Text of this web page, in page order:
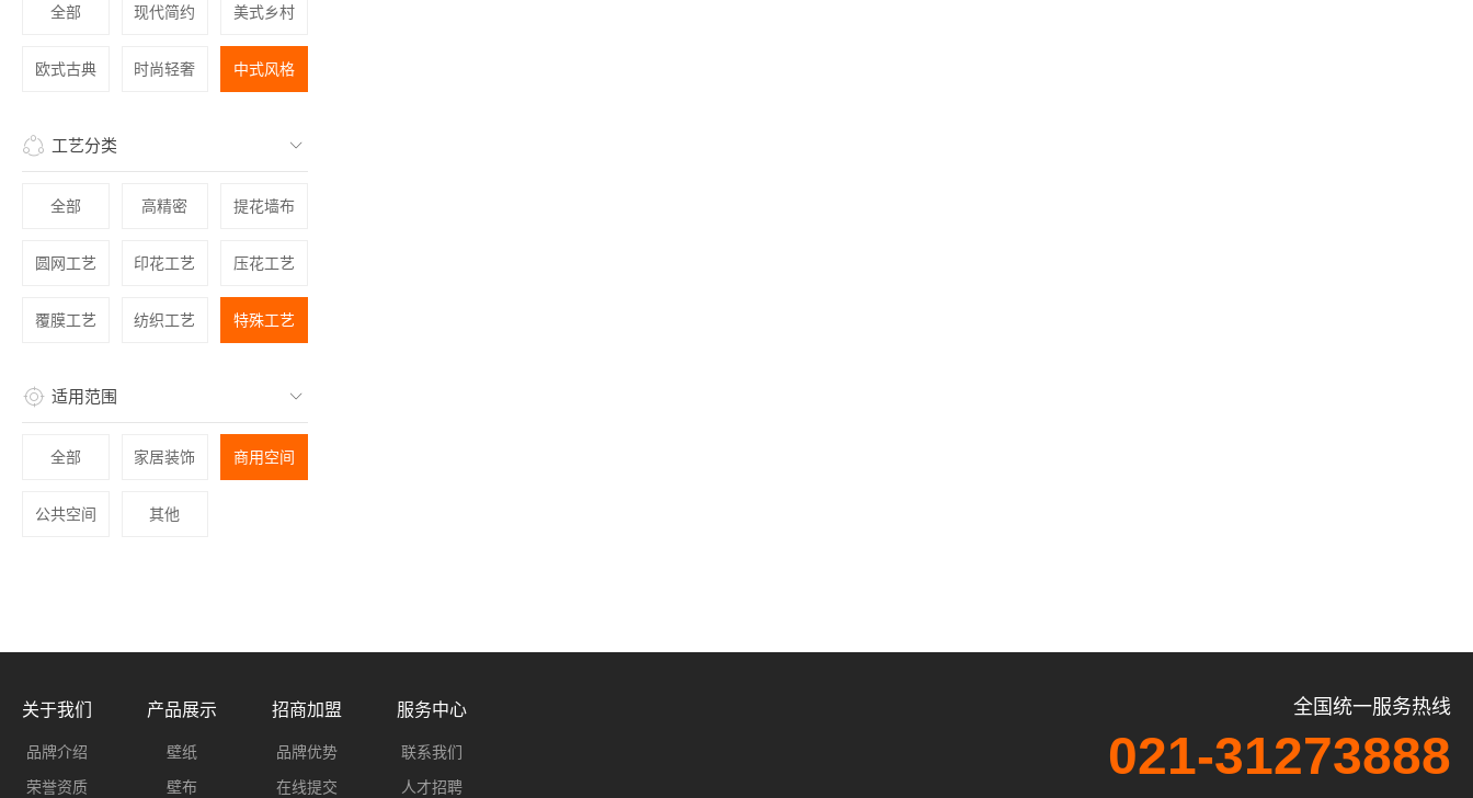
全部 现代简约 美式乡村
欧式古典 时尚轻奢 中式风格
工艺分类
全部 高精密 提花墙布
圆网工艺 印花工艺 压花工艺
覆膜工艺 纺织工艺 特殊工艺
适用范围
全部 家居装饰 商用空间
公共空间 其他
关于我们
品牌介绍
荣誉资质
产品展示
壁纸
壁布
招商加盟
品牌优势
在线提交
服务中心
联系我们
人才招聘
全国统一服务热线
021-31273888